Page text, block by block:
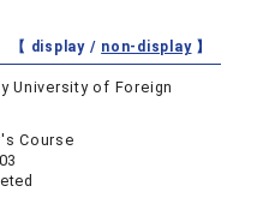
【 display / non-display】
University of Foreign
Course